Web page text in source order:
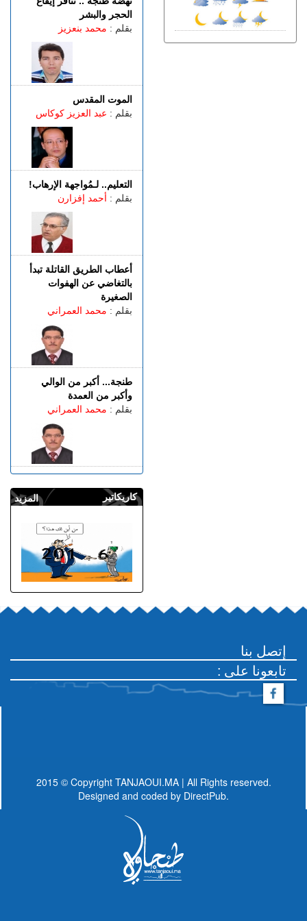
الحجر والبشر
بقلم : محمد بنعزيز
الموت المقدس
بقلم : عبد العزيز كوكاس
التعليم.. لـمُواجهة الإرهاب!
بقلم : أحمد إفزارن
أعطاب الطريق القاتلة تبدأ
بالتغاضي عن الهفوات
الصغيرة
بقلم : محمد العمراني
طنجة... أكبر من الوالي
وأكبر من العمدة
بقلم : محمد العمراني
المزيد كاريكاتير
ترفع خطر اندلاع حرائق الغابات
إلى أعلى مستوى
الخميس 06 غشت | 18:06
إتصل بنا
: تابعونا على
2015 © Copyright TANJAOUI.MA | All Rights reserved.
Designed and coded by DirectPub.